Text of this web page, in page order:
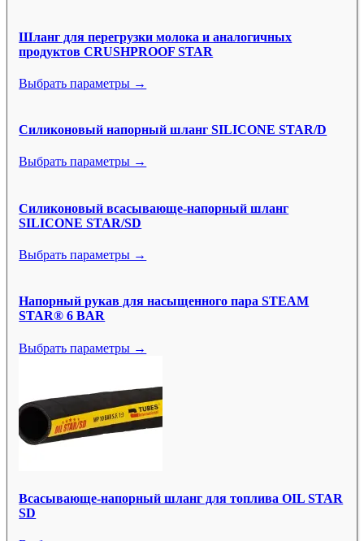
Шланг для перегрузки молока и аналогичных
продуктов CRUSHPROOF STAR
Выбрать параметры →
Силиконовый напорный шланг SILICONE STAR/D
Выбрать параметры →
Силиконовый всасывающе-напорный шланг
SILICONE STAR/SD
Выбрать параметры →
Напорный рукав для насыщенного пара STEAM
STAR® 6 BAR
Выбрать параметры →
Всасывающе-напорный шланг для топлива OIL STAR
SD